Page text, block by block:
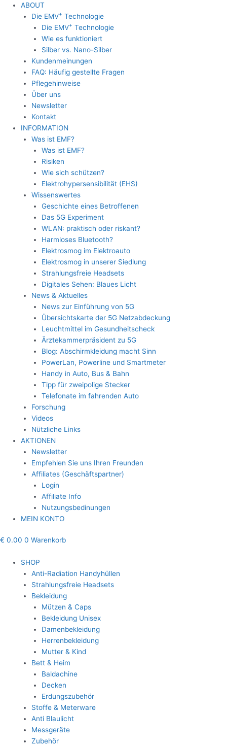
ABOUT
Die EMV+ Technologie
Die EMV+ Technologie
Wie es funktioniert
Silber vs. Nano-Silber
Kundenmeinungen
FAQ: Häufig gestellte Fragen
Pflegehinweise
Über uns
Newsletter
Kontakt
INFORMATION
Was ist EMF?
Was ist EMF?
Risiken
Wie sich schützen?
Elektrohypersensibilität (EHS)
Wissenswertes
Geschichte eines Betroffenen
Das 5G Experiment
WLAN: praktisch oder riskant?
Harmloses Bluetooth?
Elektrosmog im Elektroauto
Elektrosmog in unserer Siedlung
Strahlungsfreie Headsets
Digitales Sehen: Blaues Licht
News & Aktuelles
News zur Einführung von 5G
Übersichtskarte der 5G Netzabdeckung
Leuchtmittel im Gesundheitscheck
Ärztekammerpräsident zu 5G
Blog: Abschirmkleidung macht Sinn
PowerLan, Powerline und Smartmeter
Handy in Auto, Bus & Bahn
Tipp für zweipolige Stecker
Telefonate im fahrenden Auto
Forschung
Videos
Nützliche Links
AKTIONEN
Newsletter
Empfehlen Sie uns Ihren Freunden
Affiliates (Geschäftspartner)
Login
Affiliate Info
Nutzungsbedinungen
MEIN KONTO
€ 0.00 0 Warenkorb
SHOP
Anti-Radiation Handyhüllen
Strahlungsfreie Headsets
Bekleidung
Mützen & Caps
Bekleidung Unisex
Damenbekleidung
Herrenbekleidung
Mutter & Kind
Bett & Heim
Baldachine
Decken
Erdungszubehör
Stoffe & Meterware
Anti Blaulicht
Messgeräte
Zubehör